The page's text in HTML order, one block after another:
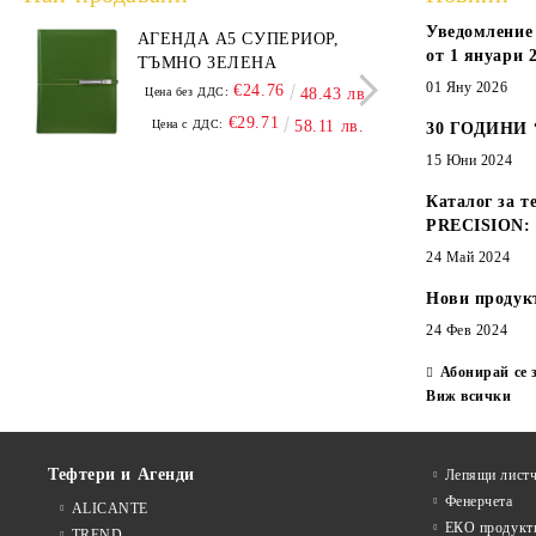
АГЕНДА А5 СУПЕРИОР,
ТЪМНО ЗЕЛЕНА
Цена без ДДС: €24.76 48.43 лв.
Цена с ДДС: €29.71 58.11 лв.
А5,
Цена
Уведомление
от 1 януари
01 Яну 2026
30 ГОДИНИ
15 Юни 2024
Каталог за
PRECISION:
24 Май 2024
Нови
24 Фев 2024
Абонирай се
Виж всички
Тефтери и Агенди
ALICANTE
Лепящи
Фенерчета
ЕКО